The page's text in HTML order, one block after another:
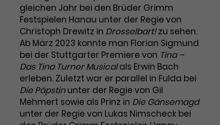
Laufzeit 1 Monat
Zweck
Enthält die gewählten Tracking-
Optin-Einstellungen.
den Analysebericht der Website zu
verfolgen. Die Cookies speichern
Informationen anonym und weisen
eine zufallsgenerierte Nummer zu,
um Besuche zu erkennen.
Name _gid
Anbieter Google Analytics
Anbieter Google Ads
Laufzeit 3 Monate
Zweck
Wird von Google verwendet, um
die Effizienz von Werbeanzeigen zu
messen und Conversions zu
speichern. Dieses Cookie hilft dabei
nachzuvollziehen, ob Nutzer über
Google-Anzeigen auf unsere
Website gelangt sind.
gleichen Jahr bei den Brüder Grimm
Festspielen Hanau unter der Regie von
Christoph Drewitz in Drosselbart!zu sehen.
Ab März 2023 konnte man Florian Sigmund
bei der Stuttgarter Premiere von Tina –
Das Tina Turner Musicalals Erwin Bach
erleben. Zuletzt war er parallel in Fulda bei
Die Päpstinunter der Regie von Gil
Mehmert sowie als Prinz in Die Gänsemagd
unter der Regie von Lukas Nimscheck bei